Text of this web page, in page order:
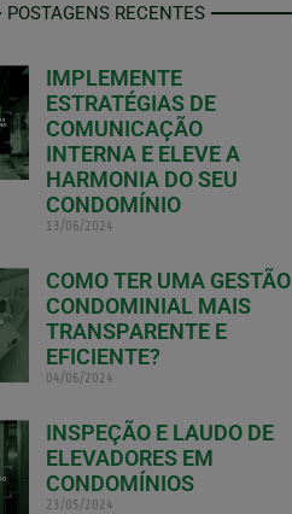
POSTAGENS RECENTES
IMPLEMENTE
ESTRATÉGIAS DE
COMUNICAÇÃO
INTERNA E ELEVE A
HARMONIA DO SEU
CONDOMÍNIO
13/06/2024
COMO TER UMA GESTÃO
CONDOMINIAL MAIS
TRANSPARENTE E
EFICIENTE?
04/06/2024
INSPEÇÃO E LAUDO DE
ELEVADORES EM
CONDOMÍNIOS
23/05/2024